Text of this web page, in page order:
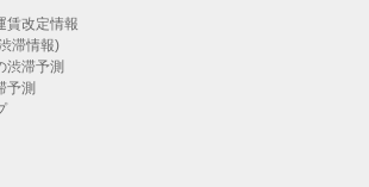
賃改定情報
滞情報)
渋滞予測
予測